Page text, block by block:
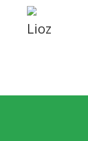
Lioz